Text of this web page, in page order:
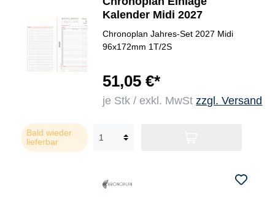
Kalender Midi 2027
Chronoplan Jahres-Set 2027 Midi
96x172mm 1T/2S
51,05 €*
je Stk / exkl. MwStzzgl. Versand
Bald wieder
lieferbar